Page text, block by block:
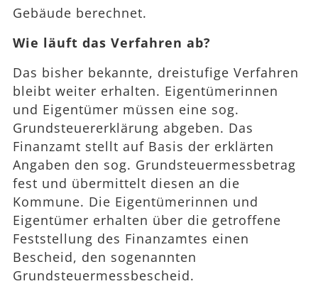
Gebäude berechnet.
Wie läuft das Verfahren ab?
Das bisher bekannte, dreistufige Verfahren
bleibt weiter erhalten. Eigentümerinnen
und Eigentümer müssen eine sog.
Grundsteuererklärung abgeben. Das
Finanzamt stellt auf Basis der erklärten
Angaben den sog. Grundsteuermessbetrag
fest und übermittelt diesen an die
Kommune. Die Eigentümerinnen und
Eigentümer erhalten über die getroffene
Feststellung des Finanzamtes einen
Bescheid, den sogenannten
Grundsteuermessbescheid.